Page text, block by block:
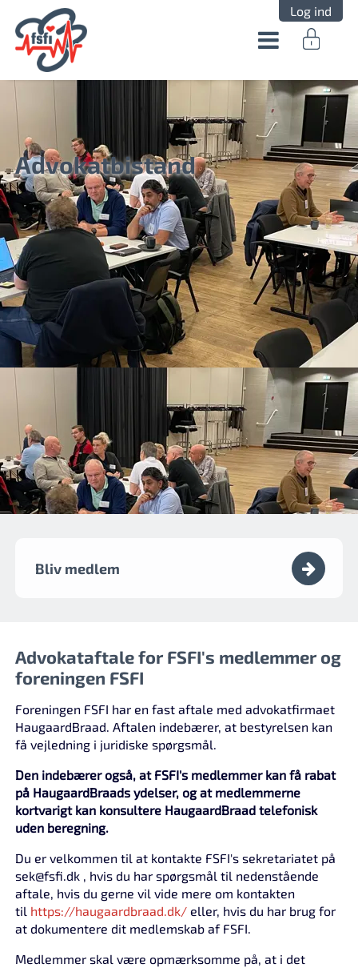
Log ind
Advokatbistand
Bliv medlem
Advokataftale for FSFI's medlemmer og
foreningen FSFI
Foreningen FSFI har en fast aftale med advokatfirmaet
HaugaardBraad. Aftalen indebærer, at bestyrelsen kan
få vejledning i juridiske spørgsmål.
Den indebærer også, at FSFI's medlemmer kan få rabat
på HaugaardBraads ydelser, og at medlemmerne
kortvarigt kan konsultere HaugaardBraad telefonisk
uden beregning.
Du er velkommen til at kontakte FSFI's sekretariatet på
sek@fsfi.dk , hvis du har spørgsmål til nedenstående
aftale, hvis du gerne vil vide mere om kontakten
til https://haugaardbraad.dk/eller, hvis du har brug for
at dokumentere dit medlemskab af FSFI.
Medlemmer skal være opmærksomme på, at i det